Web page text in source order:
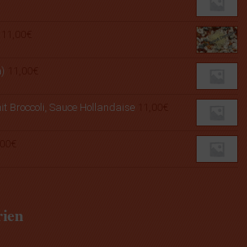
Broccoli, Sauce Hollandaise